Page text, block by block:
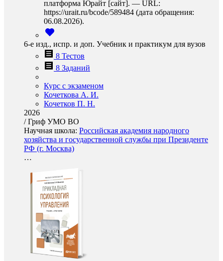
платформа Юрайт [сайт]. — URL:
https://urait.ru/bcode/589484 (дата обращения:
06.08.2026).
6-е изд., испр. и доп. Учебник и практикум для вузов
8 Тестов
8 Заданий
Курс с экзаменом
Кочеткова А. И.
Кочетков П. Н.
2026
/Гриф УМО ВО
Научная школа: Российская академия народного
хозяйства и государственной службы при Президенте
РФ (г. Москва)
…